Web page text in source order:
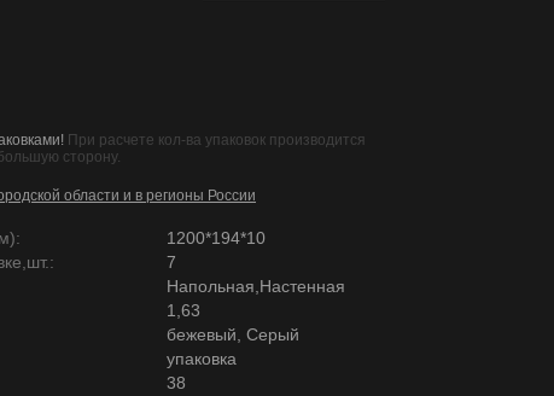
При расчете кол-ва упаковок производится
сторону.
области и в регионы России
1200*194*10
7
Напольная,Настенная
1,63
бежевый, Серый
упаковка
38